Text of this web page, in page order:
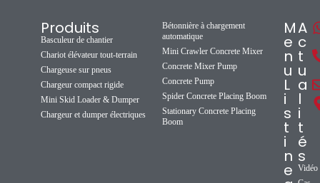
Produits
Basculeur de chantier
Chariot élévateur tout-terrain
Chargeuse sur pneus
Chargeur compact rigide
Mini Skid Loader & Dumper
Chargeur et dumper électriques
Bétonnière à chargement
automatique
Mini Crawler Concrete Mixer
Concrete Mixer Pump
Concrete Pump
Spider Concrete Placing Boom
Stationary Concrete Placing
Boom
M
e
n
u
L
i
s
t
i
n
e
A
c
t
u
a
l
i
t
é
s
Vidéo